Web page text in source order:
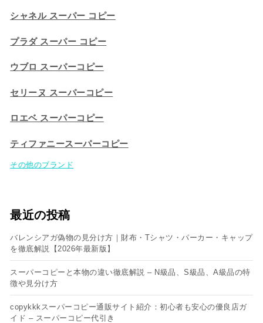
シャネル スーパー コピー
プラダ スーパー コピー
ウブロ スーパーコピー
セリーヌ スーパーコピー​
ロエベ スーパーコピー
ティファニースーパーコピー
その他のブランド
最近の投稿
バレンシアガ偽物の見分け方｜財布・Tシャツ・パーカー・キャップ
を徹底解説【2026年最新版】
スーパーコピーと本物の違い徹底解説 – N級品、S級品、A級品の特
徴や見分け方
copykkkスーパーコピー通販サイト紹介：初心者も安心の優良店ガ
イド – スーパーコピー代引き